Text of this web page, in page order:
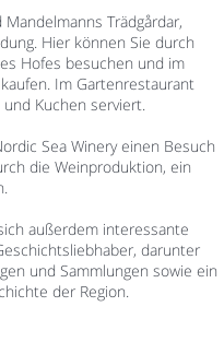
Trädgårdar,
Hier können Sie durch
Hofes besuchen und im
Im Gartenrestaurant
Kuchen serviert.
Sea Winery einen Besuch
die Weinproduktion, ein
außerdem interessante
darunter
und Sammlungen sowie ein
der Region.